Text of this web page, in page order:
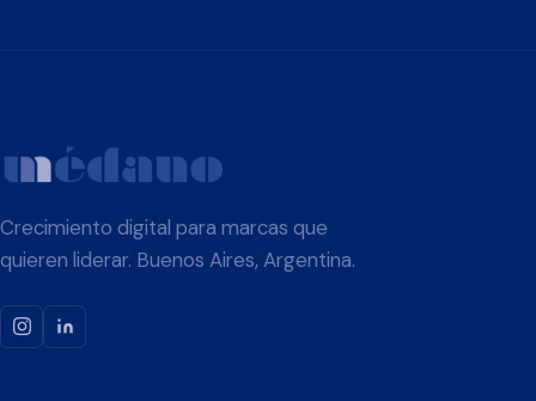
Crecimiento digital para marcas que
quieren liderar. Buenos Aires, Argentina.